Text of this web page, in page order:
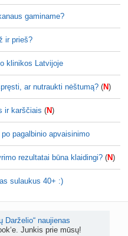
(3)
prieš 4 d.
(bendra tema)
4 d.
(11)
Gelis „Anaftin® Baby“ dygstant dantukams (atsiliepimai) (4)
5 d.
ar nutraukti nėštumą? (+22)
gaminame?
ir prieš?
klinikos Latvijoje
ar nutraukti nėštumą? (N)
ir karščiais (N)
po pagalbinio apvaisinimo
rezultatai būna klaidingi? (N)
sulaukus 40+ :)
Darželio“ naujienas
Junkis prie mūsų!